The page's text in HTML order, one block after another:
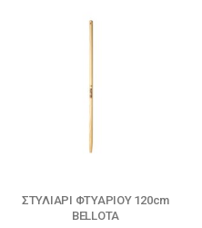
ΣΤΥΛΙΑΡΙ ΦΤΥΑΡΙΟΥ 120cm
ΒELLOTA